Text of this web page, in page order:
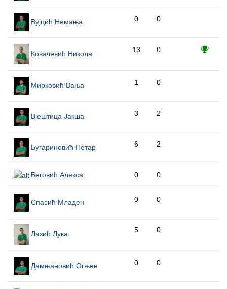
Вујцић Немања 0 0
Ковачевић Никола 13 0
Мирковић Вања 1 0
Вјештица Јакша 3 2
Бугариновић Петар 6 2
Беговић Алекса 0 0
Спасић Младен 0 0
Лазић Лука 5 0
Дамњановић Огњен 0 0